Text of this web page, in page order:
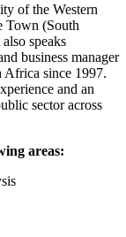
of the Western
Town (South
speaks
business manager
Africa since 1997.
and an
sector across
areas: